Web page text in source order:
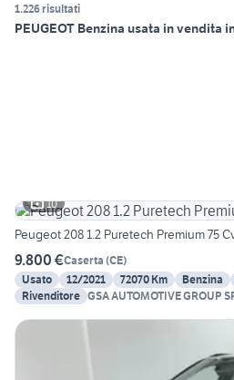
1.226 risultati
PEUGEOT Benzina usata in vendita
10
Peugeot 208 1.2 Puretech Premium 75
9.800 €Caserta (CE)
Usato
12/2021 72070 Km Benzina
Rivenditore GSA AUTOMOTIVE GROUP